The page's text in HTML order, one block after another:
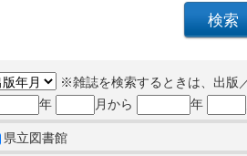
※雑誌を検索するときは、出版
年
月から 年
県立図書館